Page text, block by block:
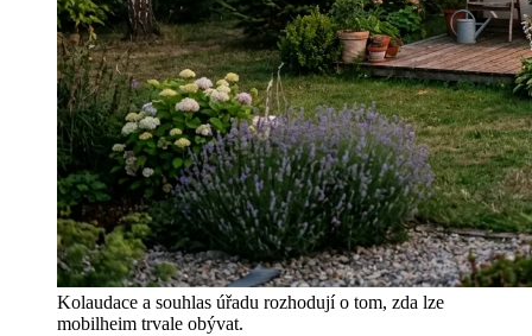
Kolaudace a souhlas úřadu rozhodují o tom, zda lze
mobilheim trvale obývat.